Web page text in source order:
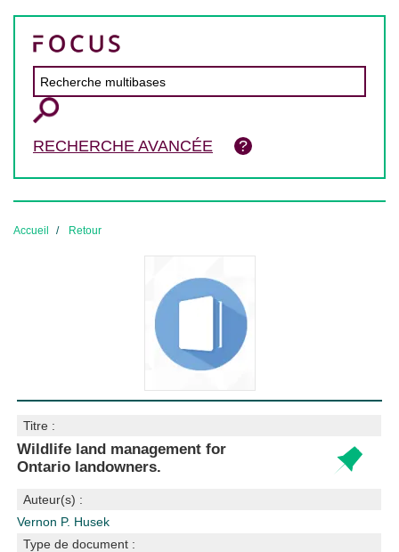
RECHERCHE AVANCÉE
Accueil Retour
Titre :
Wildlife land management for
Ontario landowners.
Auteur(s) :
Vernon P. Husek
Type de document :